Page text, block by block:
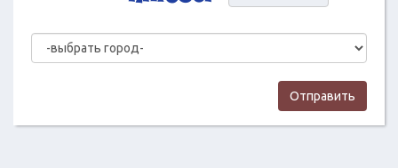
Отправить